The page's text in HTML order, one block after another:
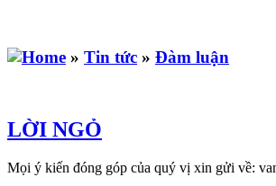
» Tin tức » Đàm luận
LỜI NGỎ
Mọi ý kiến đóng góp của quý vị xin gửi về: